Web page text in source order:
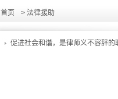
首页 > 法律援助
促进社会和谐，是律师义不容辞的